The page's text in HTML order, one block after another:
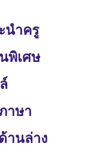
นำครู
พิเศษ
าษา
านล่าง